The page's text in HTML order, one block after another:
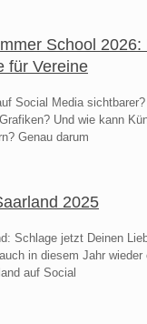
School 2026:
für Vereine
Social Media
Und wie kann
Genau darum
2025
Schlage jetzt Deinen
in diesem Jahr wieder
auf Social